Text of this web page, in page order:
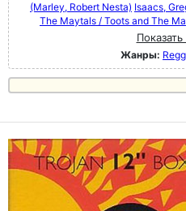
(Marley, Robert Nesta) Isaacs,
The Maytals / Toots and The
Жанры: